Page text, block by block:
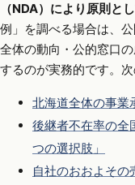
（NDA）により原則と
例」を調べる場合は、
全体の動向・公的窓口
するのが実務的です。
北海道全体の事業
後継者不在率の全
つの選択肢」
自社のおおよその